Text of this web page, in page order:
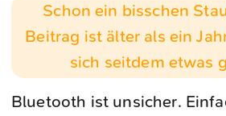
Schon ein bisschen
Beitrag ist älter als ein
sich seitdem etwas
Bluetooth ist unsicher.